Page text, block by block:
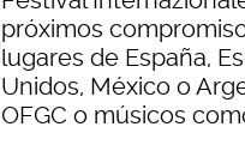
próximos
lugares de España,
Unidos, México o
OFGC o músicos